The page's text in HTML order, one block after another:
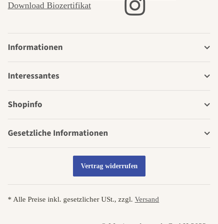
Download Biozertifikat
Informationen
Interessantes
Shopinfo
Gesetzliche Informationen
Vertrag widerrufen
* Alle Preise inkl. gesetzlicher USt., zzgl. Versand